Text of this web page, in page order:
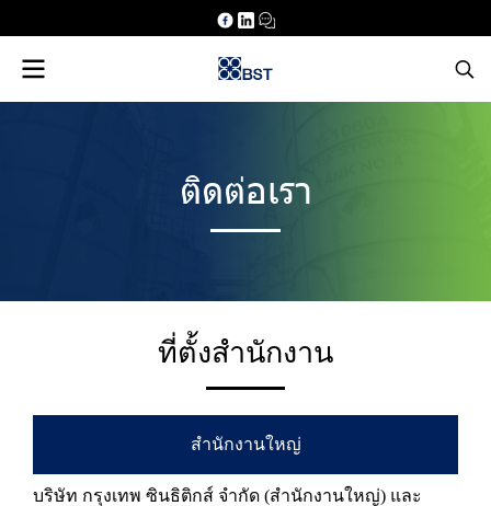
ติดต่อเรา
ที่ตั้งสำนักงาน
สำนักงานใหญ่
บริษัท กรุงเทพ ซินธิติกส์ จำกัด (สำนักงานใหญ่) และ